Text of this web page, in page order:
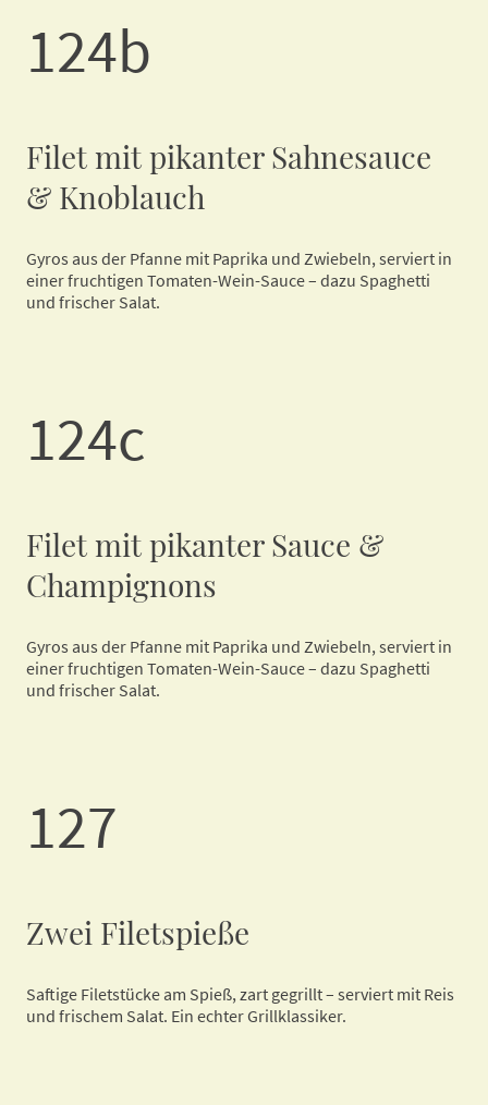
124b
Filet mit pikanter Sahnesauce
& Knoblauch
Gyros aus der Pfanne mit Paprika und Zwiebeln, serviert in
einer fruchtigen Tomaten-Wein-Sauce – dazu Spaghetti
und frischer Salat.
124c
Filet mit pikanter Sauce &
Champignons
Gyros aus der Pfanne mit Paprika und Zwiebeln, serviert in
einer fruchtigen Tomaten-Wein-Sauce – dazu Spaghetti
und frischer Salat.
127
Zwei Filetspieße
Saftige Filetstücke am Spieß, zart gegrillt – serviert mit Reis
und frischem Salat. Ein echter Grillklassiker.